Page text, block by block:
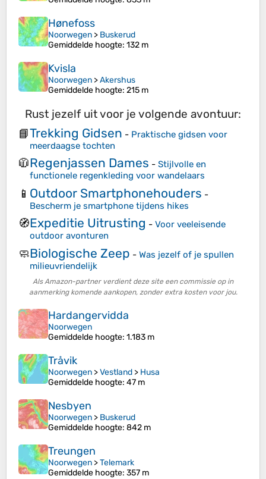
Hønefoss
Noorwegen > Buskerud
Gemiddelde hoogte: 132 m
Kvisla
Noorwegen >Akershus
Gemiddelde hoogte: 215 m
Rust jezelf uit voor je volgende avontuur:
📘Trekking Gidsen - Praktische gidsen voor
meerdaagse tochten
🧥Regenjassen Dames - Stijlvolle en
functionele regenkleding voor wandelaars
📱 Outdoor Smartphonehouders -
Bescherm je smartphone tijdens hikes
🧭Expeditie Uitrusting - Voor veeleisende
outdoor avonturen
🧼Biologische Zeep - Was jezelf of je spullen
milieuvriendelijk
Als Amazon-partner verdient deze site een commissie op in
aanmerking komende aankopen, zonder extra kosten voor jou.
Hardangervidda
Noorwegen
Gemiddelde hoogte: 1.183 m
Tråvik
Noorwegen >Vestland > Husa
Gemiddelde hoogte: 47 m
Nesbyen
Noorwegen > Buskerud
Gemiddelde hoogte: 842 m
Treungen
Noorwegen >Telemark
Gemiddelde hoogte: 357 m